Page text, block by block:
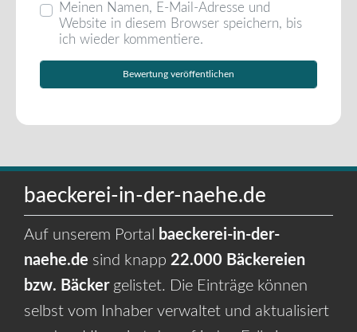
Meinen Namen, E-Mail-Adresse und
Website in diesem Browser speichern, bis
ich wieder kommentiere.
baeckerei-in-der-naehe.de
Auf unserem Portal
baeckerei-in-der-
naehe.de sind knapp 22.000 Bäckereien
bzw. Bäckergelistet. Die Einträge können
selbst vom Inhaber verwaltet und aktualisiert